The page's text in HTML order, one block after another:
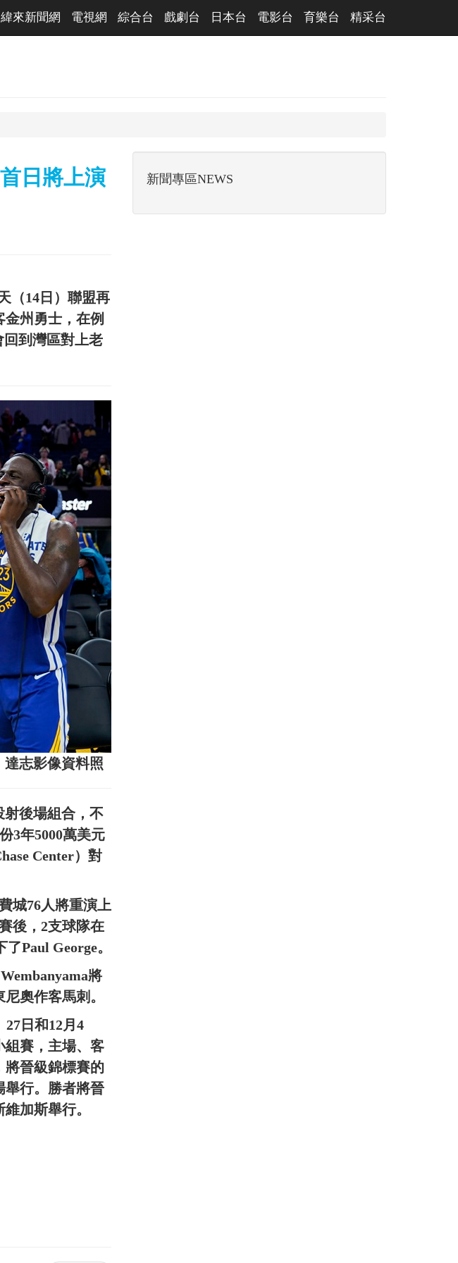
緯來新聞網 電視網 綜合台 戲劇台 日本台 電影台 育樂台 精采台
日將上演
（14日）聯盟再
州勇士，在例
到灣區對上老
志影像資料照
射後場組合，不
3年5000萬美元
Center）對
城76人將重演上
後，2支球隊在
Paul George。
將
奧作客馬刺。
日和12月4
組賽，主場、客
將晉級錦標賽的
舉行。勝者將晉
加斯舉行。
新聞專區NEWS